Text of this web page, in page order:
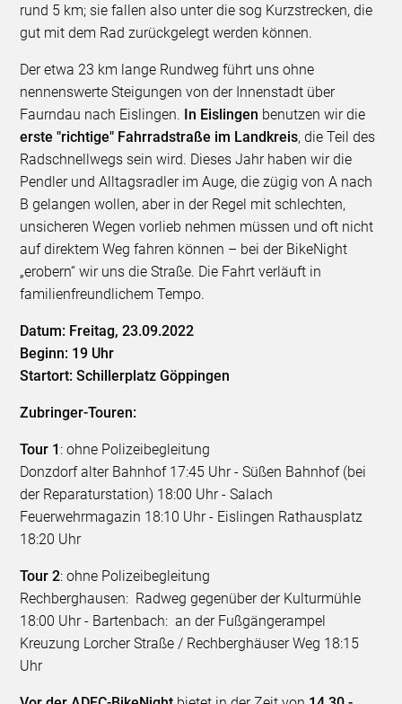
rund 5 km; sie fallen also unter die sog Kurzstrecken, die
gut mit dem Rad zurückgelegt werden können.
Der etwa 23 km lange Rundweg führt uns ohne
nennenswerte Steigungen von der Innenstadt über
Faurndau nach Eislingen. In Eislingen benutzen wir die
erste "richtige" Fahrradstraße im Landkreis, die Teil des
Radschnellwegs sein wird. Dieses Jahr haben wir die
Pendler und Alltagsradler im Auge, die zügig von A nach
B gelangen wollen, aber in der Regel mit schlechten,
unsicheren Wegen vorlieb nehmen müssen und oft nicht
auf direktem Weg fahren können – bei der BikeNight
„erobern“ wir uns die Straße. Die Fahrt verläuft in
familienfreundlichem Tempo.
Datum: Freitag, 23.09.2022
Beginn: 19 Uhr
Startort: Schillerplatz Göppingen
Zubringer-Touren:
Tour 1 : ohne Polizeibegleitung
Donzdorf alter Bahnhof 17:45 Uhr - Süßen Bahnhof (bei
der Reparaturstation) 18:00 Uhr - Salach
Feuerwehrmagazin 18:10 Uhr - Eislingen Rathausplatz
18:20 Uhr
Tour 2: ohne Polizeibegleitung
Rechberghausen: Radweg gegenüber der Kulturmühle
18:00 Uhr - Bartenbach: an der Fußgängerampel
Kreuzung Lorcher Straße / Rechberghäuser Weg 18:15
Uhr